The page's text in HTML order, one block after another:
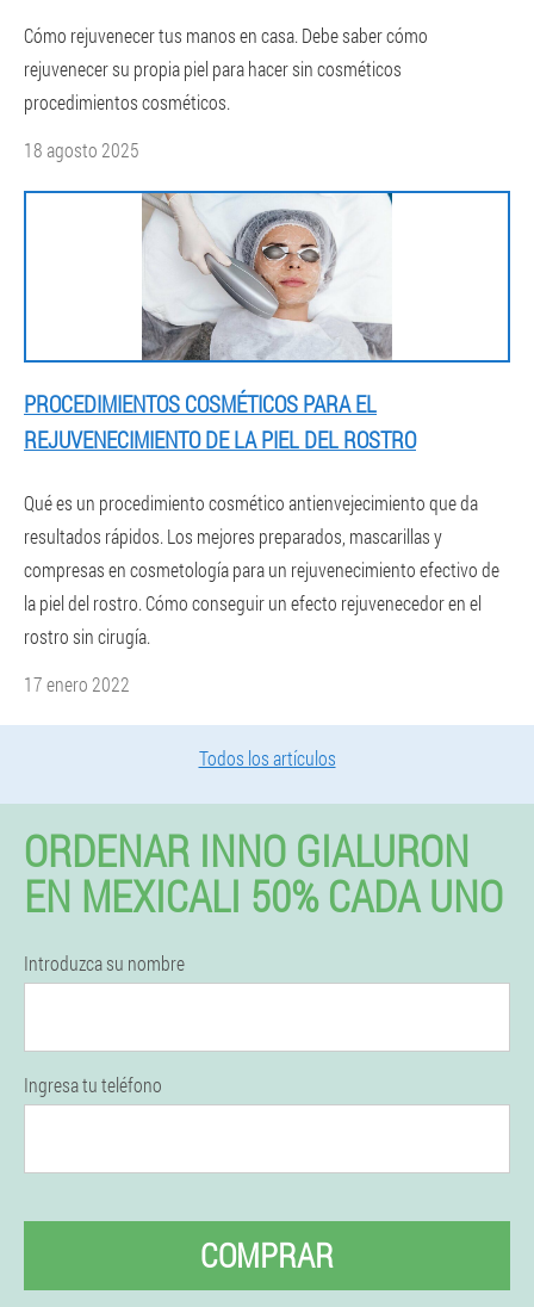
Cómo rejuvenecer tus manos en casa. Debe saber cómo
rejuvenecer su propia piel para hacer sin cosméticos
procedimientos cosméticos.
18 agosto 2025
PROCEDIMIENTOS COSMÉTICOS PARA EL
REJUVENECIMIENTO DE LA PIEL DEL ROSTRO
Qué es un procedimiento cosmético antienvejecimiento que da
resultados rápidos. Los mejores preparados, mascarillas y
compresas en cosmetología para un rejuvenecimiento efectivo de
la piel del rostro. Cómo conseguir un efecto rejuvenecedor en el
rostro sin cirugía.
17 enero 2022
Todos los artículos
ORDENAR INNO GIALURON
EN MEXICALI 50% CADA UNO
Introduzca su nombre
Ingresa tu teléfono
COMPRAR